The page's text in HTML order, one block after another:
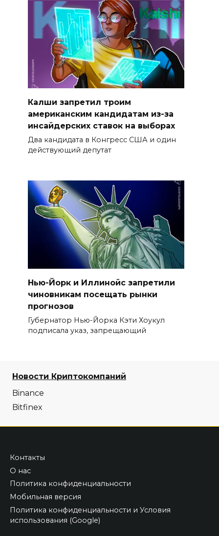
Калши запретил троим
американским кандидатам из-за
инсайдерских ставок на выборах
Два кандидата в Конгресс США и один
действующий депутат
Нью-Йорк и Иллинойс запретили
чиновникам посещать рынки
прогнозов
Губернатор Нью-Йорка Кэти Хоукул
подписала указ, запрещающий
Новости Криптокомпаний
Binance
Bitfinex
Контакты
О нас
Политика конфиденциальности
Мобильная версия
Политика конфиденциальности и Условия
использования (Google)